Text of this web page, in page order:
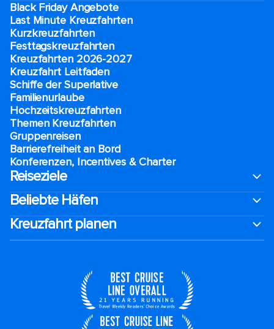
Black Friday Angebote
Last Minute Kreuzfahrten
Kurzkreuzfahrten​
Festtagskreuzfahrten​
Kreuzfahrten 2026-2027
Kreuzfahrt Leitfaden
Schiffe der Superlative
Familienurlaube​
Hochzeitskreuzfahrten
Themen Kreuzfahrten
Gruppenreisen
Barrierefreiheit an Bord​
Konferenzen, Incentives & Charter
Reiseziele
Beliebte Häfen
Kreuzfahrt planen